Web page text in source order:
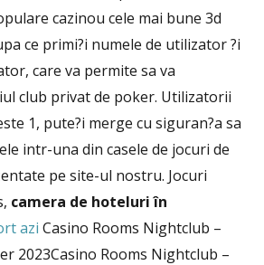
cazinou cele mai bune 3d
ce primi?i numele de utilizator ?i
care va permite sa va
club privat de poker. Utilizatorii
1, pute?i merge cu siguran?a sa
intr-una din casele de jocuri de
pe site-ul nostru. Jocuri
camera de hoteluri în
azi Casino Rooms Nightclub –
2023Casino Rooms Nightclub –